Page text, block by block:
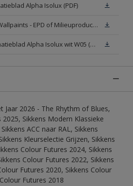
Alpha Isolux (PDF)
Sikkens Interior Wallpaints - EPD of Milieuproductverklaring
Veiligheidsinformatieblad Alpha Isolux wit W05 (SDS)
Jaar 2026 - The Rhythm of Blues,
Sikkens Modern Klassieke
ACC naar RAL, Sikkens
Kleurselectie Grijzen, Sikkens
Colour Futures 2024, Sikkens
Colour Futures 2022, Sikkens
Futures 2020, Sikkens Colour
Futures 2018